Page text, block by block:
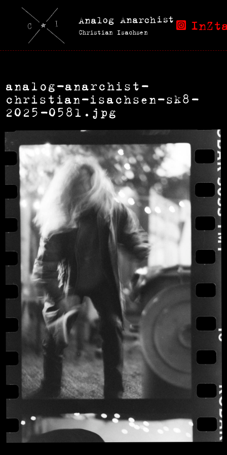
Analog Anarchist
Christian Isachsen
analog-anarchist-
christian-isachsen-sk8-
2025-0581.jpg